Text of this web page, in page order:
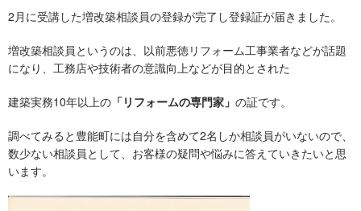
2月に受講した増改築相談員の登録が完了し登録証が届きました。
増改築相談員というのは、以前悪徳リフォーム工事業者などが話題
になり、工務店や技術者の意識向上などが目的とされた
建築実務10年以上の 「リフォームの専門家」 の証です。
調べてみると豊能町には自分を含めて2名しか相談員がいないので、
数少ない相談員として、お客様の疑問や悩みに答えていきたいと思
います。